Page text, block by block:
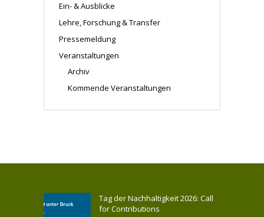
Ein- & Ausblicke
Lehre, Forschung & Transfer
Pressemeldung
Veranstaltungen
Archiv
Kommende Veranstaltungen
Tag der Nachhaltigkeit 2026: Call
for Contributions